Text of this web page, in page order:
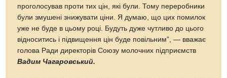
проголосував проти тих цін, які були. Тому переробники
були змушені знижувати ціни. Я думаю, що цих помилок
уже не буде в цьому році. Будуть дуже чутливо до цього
відноситись і підвищення цін буде повільним”, — вважає
голова Ради директорів Союзу молочних підприємств
Вадим Чагаровський.